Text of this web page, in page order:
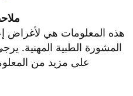
هذه المعلومات هي لأغراض
المشورة الطبية المهنية.
على مزيد من